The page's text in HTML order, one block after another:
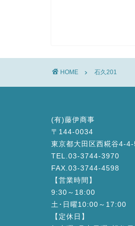
HOME 石久201
(有)藤伊商事
〒144-0034
東京都大田区西糀谷4-4-
TEL.03-3744-3970
FAX.03-3744-4598
【営業時間】
9:30～18:00
土･日曜10:00～17:00
【定休日】